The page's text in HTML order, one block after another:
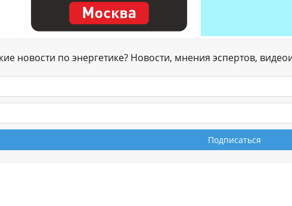
новости по энергетике? Новости, мнения эспертов,